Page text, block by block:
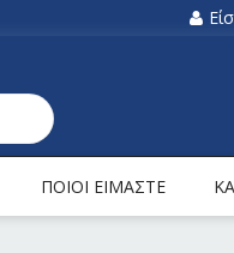
ΠΟΙΟΙ ΕΙΜΑΣΤΕ